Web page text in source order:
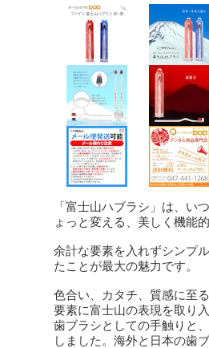
「富士山ハブラシ」は、い
ょっと変える、美しく機能
余計な要素を入れずシンプ
たことが最大の魅力です。
色合い、カタチ、質感に至
要素に富士山の表現を取り
歯ブラシとしての手触りと
しました。海外と日本の歯